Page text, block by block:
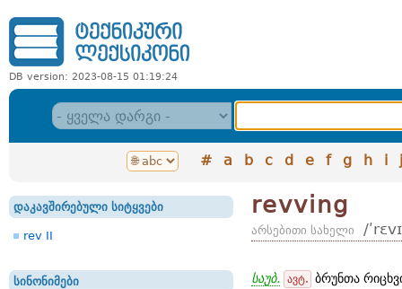
DB version: 2023-08-15 01:19:24
# a b c d e f g h i j
დაკავშირებული სიტყვები
rev II
სინონიმები
revving
არსებითი სახელი /
საუბ. ავტ. ბრუნთა